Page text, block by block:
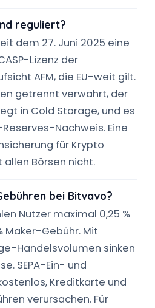
reguliert?
dem 27. Juni 2025 eine
Lizenz der
AFM, die EU-weit gilt.
getrennt verwahrt, der
in Cold Storage, und es
Nachweis. Eine
für Krypto
Börsen nicht.
bei Bitvavo?
Nutzer maximal 0,25 %
Maker-Gebühr. Mit
Handelsvolumen sinken
SEPA-Ein- und
Kreditkarte und
verursachen. Für